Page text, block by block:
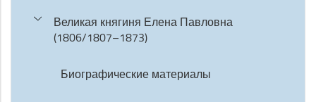
Великая княгиня Елена Павловна
(1806/1807–1873)
Биографические материалы